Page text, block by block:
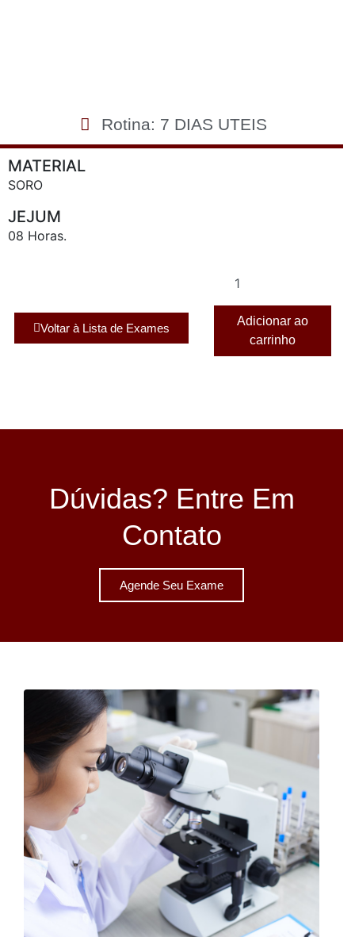
Rotina: 7 DIAS UTEIS
MATERIAL
SORO
JEJUM
08 Horas.
Voltar à Lista de Exames
Adicionar ao
carrinho
Dúvidas? Entre Em
Contato
Agende Seu Exame